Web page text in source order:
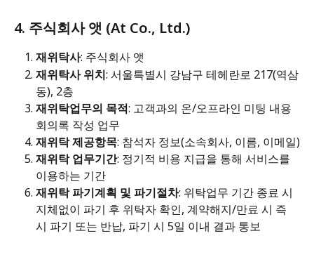
4. 주식회사 앳 (At Co., Ltd.)
재위탁사: 주식회사 앳
재위탁사 위치: 서울특별시 강남구 테헤란로 217(역삼
동), 2층
재위탁업무의 목적: 고객과의 온/오프라인 미팅 내용
회의록 작성 업무
재위탁 제공항목: 참석자 정보(소속회사, 이름, 이메일)
재위탁 업무기간: 정기적 비용 지급을 통해 서비스를
이용하는 기간
재위탁 파기계획 및 파기절차: 위탁업무 기간 종료 시
지체없이 파기 후 위탁자 확인, 계약해지/만료 시 즉
시 파기 또는 반납, 파기 시 5일 이내 결과 통보